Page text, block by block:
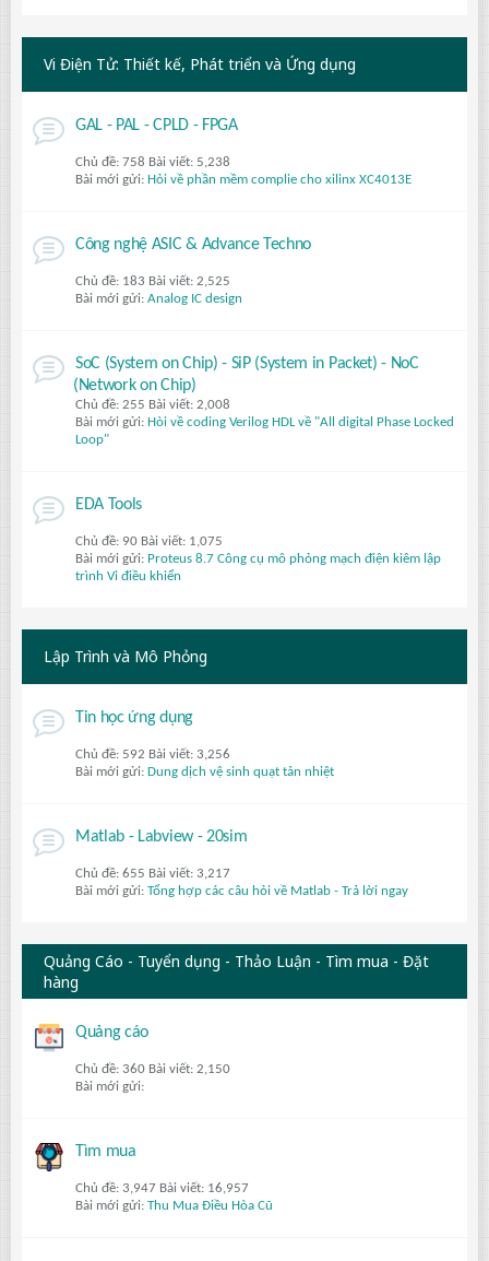
Vi Điện Tử: Thiết kế, Phát triển và Ứng dụng
GAL - PAL - CPLD - FPGA
Chủ đề: 758 Bài viết: 5,238
Bài mới gửi: Hỏi về phần mềm complie cho xilinx XC4013E
Công nghệ ASIC & Advance Techno
Chủ đề: 183 Bài viết: 2,525
Bài mới gửi: Analog IC design
SoC (System on Chip) - SiP (System in Packet) - NoC
(Network on Chip)
Chủ đề: 255 Bài viết: 2,008
Bài mới gửi: Hòi về coding Verilog HDL về "All digital Phase Locked
Loop"
EDA Tools
Chủ đề: 90 Bài viết: 1,075
Bài mới gửi: Proteus 8.7 Công cụ mô phỏng mạch điện kiêm lập
trình Vi điều khiển
Lập Trình và Mô Phỏng
Tin học ứng dụng
Chủ đề: 592 Bài viết: 3,256
Bài mới gửi: Dung dịch vệ sinh quạt tản nhiệt
Matlab - Labview - 20sim
Chủ đề: 655 Bài viết: 3,217
Bài mới gửi: Tổng hợp các câu hỏi về Matlab - Trả lời ngay
Quảng Cáo - Tuyển dụng - Thảo Luận - Tìm mua - Đặt
hàng
Quảng cáo
Chủ đề: 360 Bài viết: 2,150
Bài mới gửi:
Tìm mua
Chủ đề: 3,947 Bài viết: 16,957
Bài mới gửi: Thu Mua Điều Hòa Cũ